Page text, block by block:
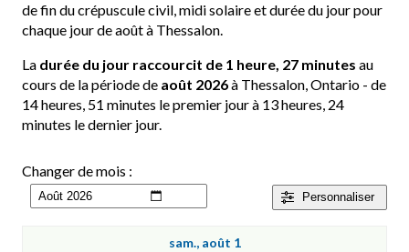
de fin du crépuscule civil, midi solaire et durée du jour pour
chaque jour de août à Thessalon.
La durée du jour raccourcit de 1 heure, 27 minutes au
cours de la période de août 2026à Thessalon, Ontario - de
14 heures, 51 minutes le premier jour à 13 heures, 24
minutes le dernier jour.
Personnaliser
Changer de mois :
sam., août 1